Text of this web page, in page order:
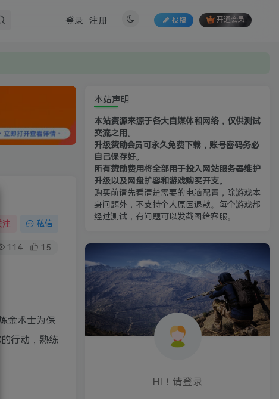
投稿 开通会员
登录 注册
注 私信
114 15
金术士为保
行动，熟练
本站声明
本站资源来源于各大自媒体和网络，仅供测试
交流之用。
升级赞助会员可永久免费下载，账号密码务必
自己保存好。
所有赞助费用将全部用于投入网站服务器维护
升级以及网盘扩容和游戏购买开支。
购买前请先看清楚需要的电脑配置，除游戏本
身问题外，不支持个人原因退款。每个游戏都
经过测试，有问题可以发截图给客服。
HI！请登录